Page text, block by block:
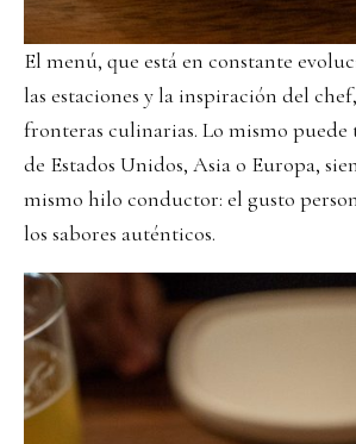
El menú, que está en constante
las estaciones y la inspiración del
fronteras culinarias. Lo mismo
de Estados Unidos, Asia o Europa,
mismo hilo conductor: el gusto
los sabores auténticos.